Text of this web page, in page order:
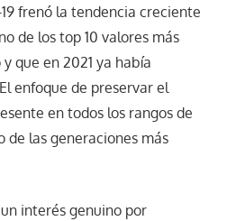
frenó la tendencia creciente
de los top 10 valores más
que en 2021 ya había
enfoque de preservar el
en todos los rangos de
de las generaciones más
interés genuino por